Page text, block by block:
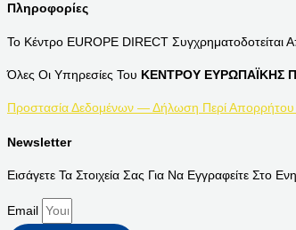
Πληροφορίες
Το Κέντρο EUROPE DIRECT Συγχρηματοδοτείται
Όλες Οι Υπηρεσίες Του ΚΕΝΤΡΟΥ ΕΥΡΩΠΑΪΚΗΣ
Προστασία Δεδομένων — Δήλωση Περί
Newsletter
Εισάγετε Τα Στοιχεία Σας Για Να Εγγραφείτε Στο
Email